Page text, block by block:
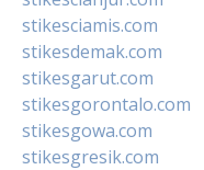
stikesciamis.com
stikesdemak.com
stikesgarut.com
stikesgorontalo.com
stikesgowa.com
stikesgresik.com